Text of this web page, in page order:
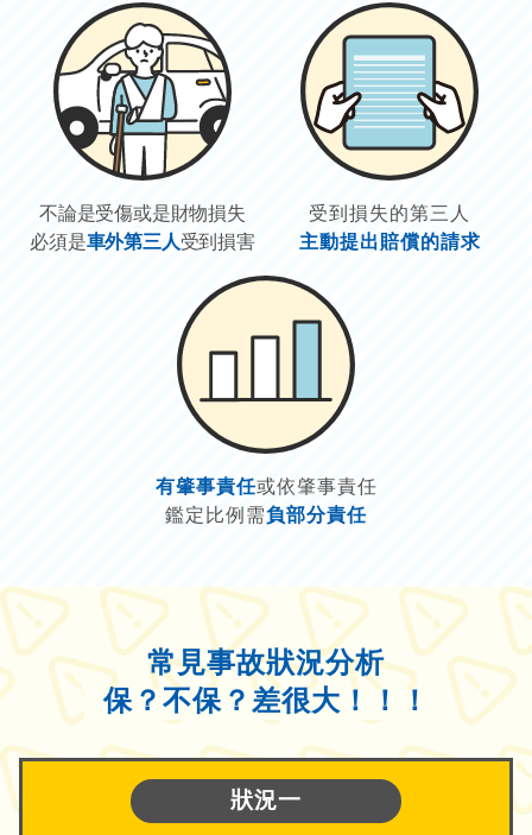
不論是受傷或是財物損失
必須是車外第三人受到損害
受到損失的第三人
主動提出賠償的請求
有肇事責任或依肇事責任
鑑定比例需負部分責任
常見事故狀況分析
保？不保？差很大！！！
狀況一